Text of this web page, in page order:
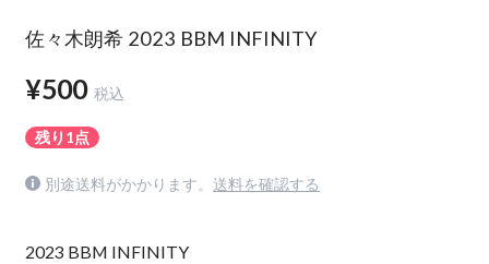
佐々木朗希 2023 BBM INFINITY
¥500 税込
残り1点
別途送料がかかります。 送料を確認する
2023 BBM INFINITY